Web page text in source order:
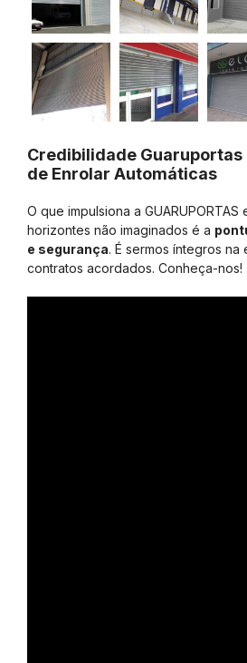
Credibilidade Guaruportas
de Enrolar Automáticas
O que impulsiona a GUARUPORTAS
horizontes não imaginados é a
e segurança. É sermos íntegros
contratos acordados. Conheça-nos!